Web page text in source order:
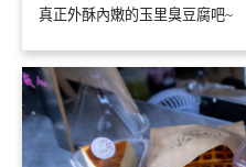
真正外酥內嫩的玉里臭豆腐吧~